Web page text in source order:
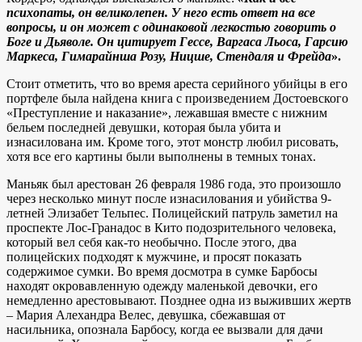
психопаты, он великолепен. У него есть ответ на все
вопросы, и он может с одинаковой легкостью говорить о
Боге и Дьяволе. Он цитирует Гессе, Варгаса Льоса, Гарсию
Маркеса, Гимарайнша Розу, Ницше, Стендаля и Фрейда».
Стоит отметить, что во время ареста серийного убийцы в его
портфеле была найдена книга с произведением Достоевского
«Преступление и наказание», лежавшая вместе с нижним
бельем последней девушки, которая была убита и
изнасилована им. Кроме того, этот монстр любил рисовать,
хотя все его картины были выполнены в темных тонах.
Маньяк был арестован 26 февраля 1986 года, это произошло
через несколько минут после изнасилования и убийства 9-
летней Элизабет Тельпес. Полицейский патруль заметил на
проспекте Лос-Гранадос в Кито подозрительного человека,
который вел себя как-то необычно. После этого, два
полицейских подходят к мужчине, и просят показать
содержимое сумки. Во время досмотра в сумке Барбосы
находят окровавленную одежду маленькой девочки, его
немедленно арестовывают. Позднее одна из выживших жертв
– Мария Алехандра Велес, девушка, сбежавшая от
насильника, опознала Барбосу, ​​когда ее вызвали для дачи